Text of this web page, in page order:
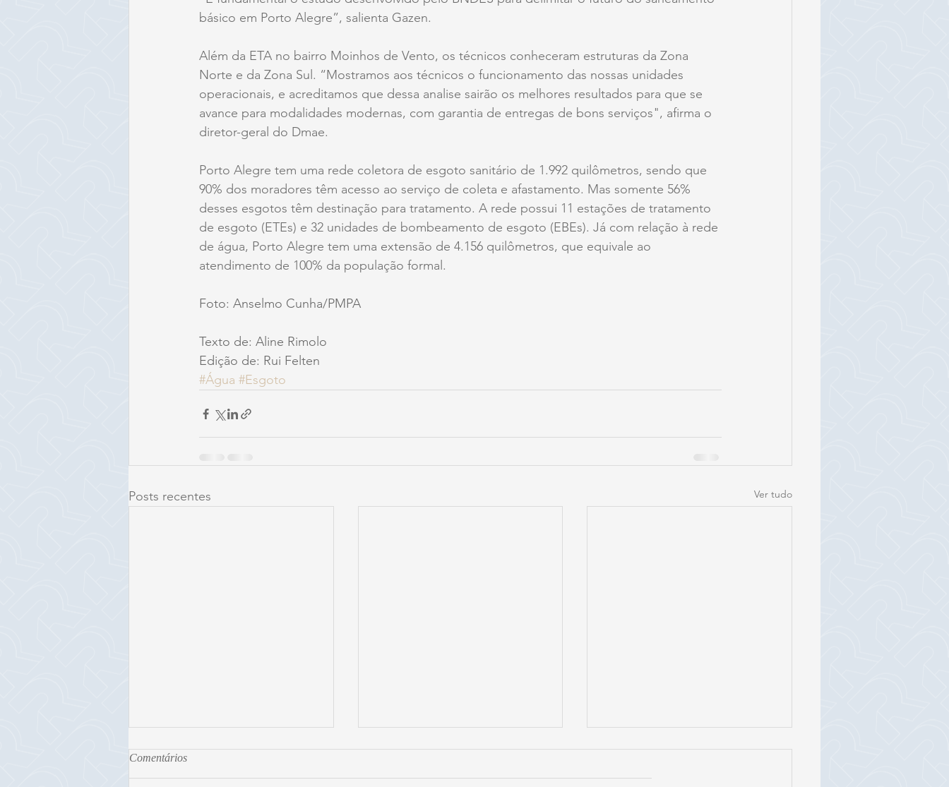
básico em Porto Alegre”, salienta Gazen.
Além da ETA no bairro Moinhos de Vento, os técnicos conheceram estruturas da Zona
Norte e da Zona Sul. “Mostramos aos técnicos o funcionamento das nossas unidades
operacionais, e acreditamos que dessa analise sairão os melhores resultados para que se
avance para modalidades modernas, com garantia de entregas de bons serviços", afirma o
diretor-geral do Dmae.
Porto Alegre tem uma rede coletora de esgoto sanitário de 1.992 quilômetros, sendo que
90% dos moradores têm acesso ao serviço de coleta e afastamento. Mas somente 56%
desses esgotos têm destinação para tratamento. A rede possui 11 estações de tratamento
de esgoto (ETEs) e 32 unidades de bombeamento de esgoto (EBEs). Já com relação à rede
de água, Porto Alegre tem uma extensão de 4.156 quilômetros, que equivale ao
atendimento de 100% da população formal.
Foto: Anselmo Cunha/PMPA
Texto de: Aline Rimolo
Edição de: Rui Felten
#Água #Esgoto
Posts recentes Ver tudo
Comentários